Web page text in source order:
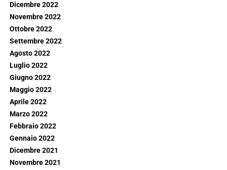
Dicembre 2022
Novembre 2022
Ottobre 2022
Settembre 2022
Agosto 2022
Luglio 2022
Giugno 2022
Maggio 2022
Aprile 2022
Marzo 2022
Febbraio 2022
Gennaio 2022
Dicembre 2021
Novembre 2021